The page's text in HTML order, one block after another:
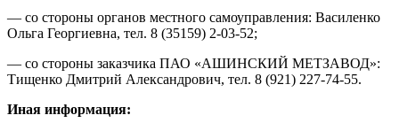
— со стороны органов местного самоуправления: Василенко
Ольга Георгиевна, тел. 8 (35159) 2-03-52;
— со стороны заказчика ПАО «АШИНСКИЙ МЕТЗАВОД»:
Тищенко Дмитрий Александрович, тел. 8 (921) 227-74-55.
Иная информация: